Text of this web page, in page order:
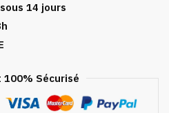
sous 14 jours
100% Sécurisé